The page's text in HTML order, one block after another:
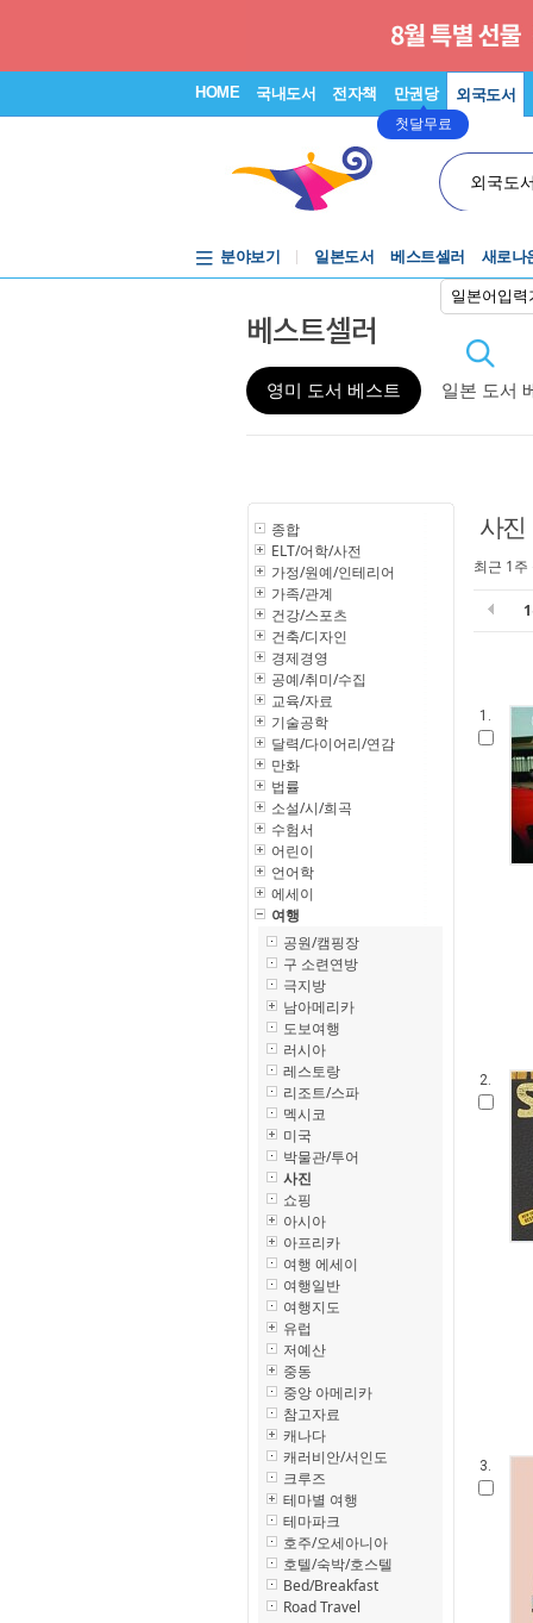
HOME 국내도서 전자책 만권당
첫달무료
외국도서
외국도
일본어입력
분야보기 일본도서 베스트셀러 새로나
베스트셀러
영미 도서 베스트 일본 도서
종합
ELT/어학/사전
가정/원예/인테리어
가족/관계
건강/스포츠
건축/디자인
경제경영
공예/취미/수집
교육/자료
기술공학
달력/다이어리/연감
만화
법률
소설/시/희곡
수험서
어린이
언어학
에세이
여행
공원/캠핑장
구 소련연방
극지방
남아메리카
도보여행
러시아
레스토랑
리조트/스파
멕시코
미국
박물관/투어
사진
쇼핑
아시아
아프리카
여행 에세이
여행일반
여행지도
유럽
저예산
중동
중앙 아메리카
참고자료
캐나다
캐러비안/서인도
크루즈
테마별 여행
테마파크
호주/오세아니아
호텔/숙박/호스텔
Bed/Breakfast
Road Travel
사진
최근 1
1.
2.
3.